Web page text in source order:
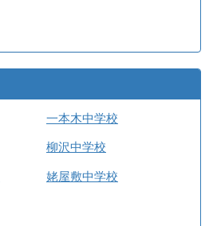
一本木中学校
柳沢中学校
姥屋敷中学校